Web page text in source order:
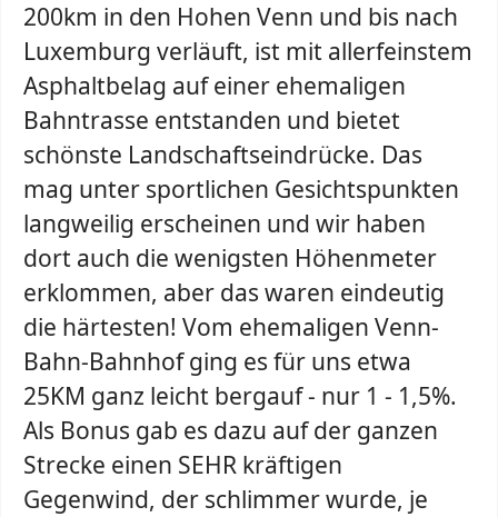
200km in den Hohen Venn und bis nach
Luxemburg verläuft, ist mit allerfeinstem
Asphaltbelag auf einer ehemaligen
Bahntrasse entstanden und bietet
schönste Landschaftseindrücke. Das
mag unter sportlichen Gesichtspunkten
langweilig erscheinen und wir haben
dort auch die wenigsten Höhenmeter
erklommen, aber das waren eindeutig
die härtesten! Vom ehemaligen Venn-
Bahn-Bahnhof ging es für uns etwa
25KM ganz leicht bergauf - nur 1 - 1,5%.
Als Bonus gab es dazu auf der ganzen
Strecke einen SEHR kräftigen
Gegenwind, der schlimmer wurde, je